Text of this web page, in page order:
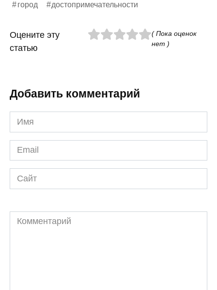
город достопримечательности
Оцените эту
статью
( Пока оценок
нет )
Добавить комментарий
Имя
*
Email
*
Сайт
Комментарий